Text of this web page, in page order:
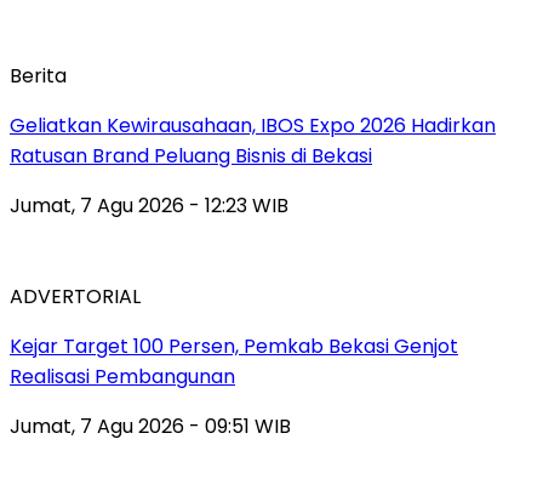
Berita
‎Geliatkan Kewirausahaan, IBOS Expo 2026 Hadirkan
Ratusan Brand Peluang Bisnis di Bekasi
Jumat, 7 Agu 2026 - 12:23 WIB
ADVERTORIAL
Kejar Target 100 Persen, Pemkab Bekasi Genjot
Realisasi Pembangunan
Jumat, 7 Agu 2026 - 09:51 WIB